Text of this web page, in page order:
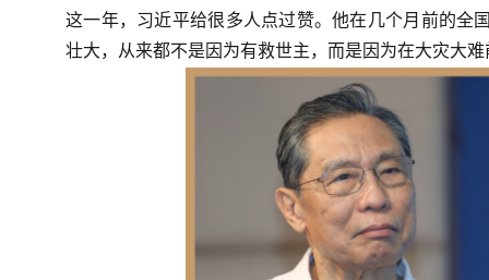
这一年，习近平给很多人点过赞。他在几个月前的全
壮大，从来都不是因为有救世主，而是因为在大灾大